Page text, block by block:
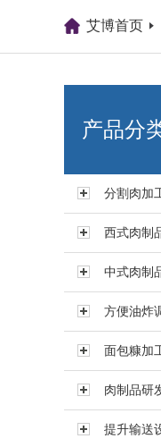
艾博肉类科技
艾博首页
产品分
分割肉加
西式肉制
中式肉制
方便油炸
面包糠加
肉制品研
提升输送